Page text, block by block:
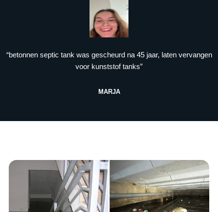
“betonnen septic tank was gescheurd na 45 jaar, laten vervangen
voor kunststof tanks”
MARJA